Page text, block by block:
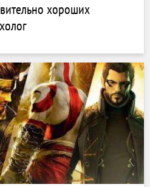
хороших